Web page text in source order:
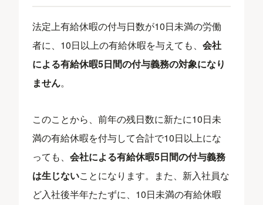
法定上有給休暇の付与日数が10日未満の労働
者に、10日以上の有給休暇を与えても、会社
による有給休暇5日間の付与義務の対象になり
ません。
このことから、前年の残日数に新たに10日未
満の有給休暇を付与して合計で10日以上にな
っても、会社による有給休暇5日間の付与義務
は生じないことになります。また、新入社員な
ど入社後半年たたずに、10日未満の有給休暇